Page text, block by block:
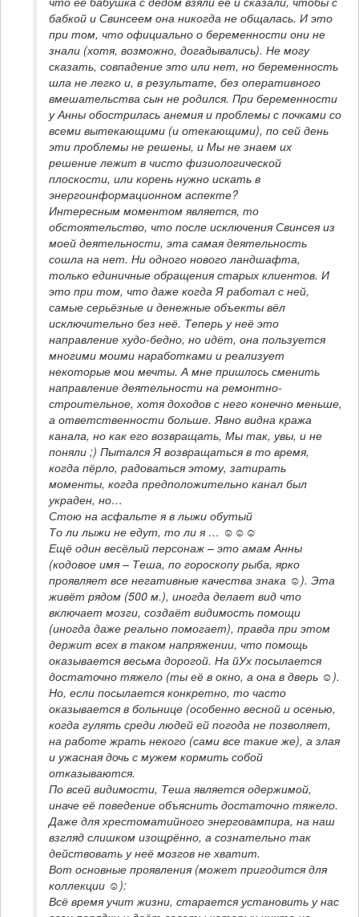
бабкой и Свинсеем она никогда не общалась. И это
при том, что официально о беременности они не
знали (хотя, возможно, догадывались). Не могу
сказать, совпадение это или нет, но беременность
шла не легко и, в результате, без оперативного
вмешательства сын не родился. При беременности
у Анны обострилась анемия и проблемы с почками со
всеми вытекающими (и отекающими), по сей день
эти проблемы не решены, и Мы не знаем их
решение лежит в чисто физиологической
плоскости, или корень нужно искать в
энергоинформационном аспекте?
Интересным моментом является, то
обстоятельство, что после исключения Свинсея из
моей деятельности, эта самая деятельность
сошла на нет. Ни одного нового ландшафта,
только единичные обращения старых клиентов. И
это при том, что даже когда Я работал с ней,
самые серьёзные и денежные объекты вёл
исключительно без неё. Теперь у неё это
направление худо-бедно, но идёт, она пользуется
многими моими наработками и реализует
некоторые мои мечты. А мне пришлось сменить
направление деятельности на ремонтно-
строительное, хотя доходов с него конечно меньше,
а ответственности больше. Явно видна кража
канала, но как его возвращать, Мы так, увы, и не
поняли ;) Пытался Я возвращаться в то время,
когда пёрло, радоваться этому, затирать
моменты, когда предположительно канал был
украден, но…
Стою на асфальте я в лыжи обутый
То ли лыжи не едут, то ли я … ☺☺☺
Ещё один весёлый персонаж – это амам Анны
(кодовое имя – Теша, по гороскопу рыба, ярко
проявляет все негативные качества знака ☺). Эта
живёт рядом (500 м.), иногда делает вид что
включает мозги, создаёт видимость помощи
(иногда даже реально помогает), правда при этом
держит всех в таком напряжении, что помощь
оказывается весьма дорогой. На йУх посылается
достаточно тяжело (ты её в окно, а она в дверь ☺).
Но, если посылается конкретно, то часто
оказывается в больнице (особенно весной и осенью,
когда гулять среди людей ей погода не позволяет,
на работе жрать некого (сами все такие же), а злая
и ужасная дочь с мужем кормить собой
отказываются.
По всей видимости, Теша является одержимой,
иначе её поведение объяснить достаточно тяжело.
Даже для хрестоматийного энерговампира, на наш
взгляд слишком изощрённо, а сознательно так
действовать у неё мозгов не хватит.
Вот основные проявления (может пригодится для
коллекции ☺):
Всё время учит жизни, старается установить у нас